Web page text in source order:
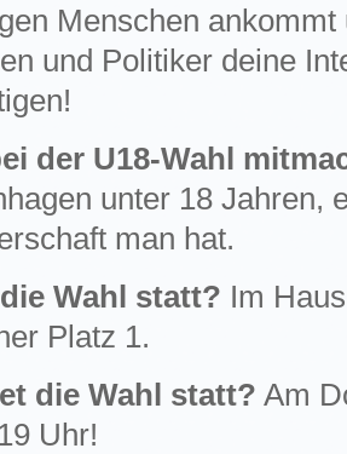
Menschen
und Politiker deine
der U18-Wahl
unter 18 Jahren,
man hat.
Wahl statt? Im
Platz 1.
die Wahl statt? Am
Uhr!